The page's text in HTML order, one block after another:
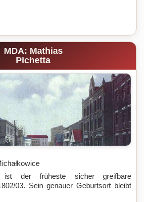
MDA: Mathias
Pichetta
ist der früheste sicher greifbare
03. Sein genauer Geburtsort bleibt